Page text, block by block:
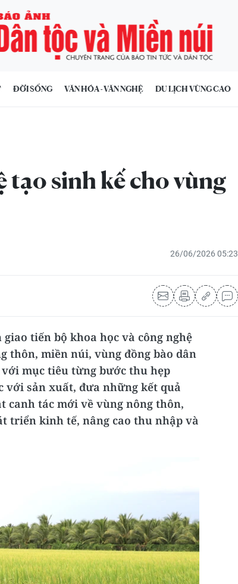
ĐỜI SỐNG VĂN HÓA - VĂN NGHỆ DU LỊCH VÙNG CAO
sinh kế cho vùng
26/06/2026 05:23
tiến bộ khoa học và công nghệ
thôn, miền núi, vùng đồng bào dân
mục tiêu từng bước thu hẹp
với sản xuất, đưa những kết quả
canh tác mới về vùng nông thôn,
triển kinh tế, nâng cao thu nhập và